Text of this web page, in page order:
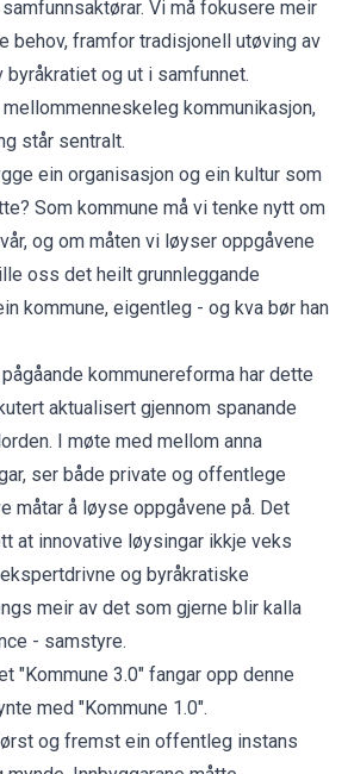
Vi må fokusere meir
behov, framfor tradisjonell utøving av
byråkratiet og ut i samfunnet.
kommunikasjon,
står sentralt.
ein organisasjon og ein kultur som
Som kommune må vi tenke nytt om
og om måten vi løyser oppgåvene
oss det heilt grunnleggande
kommune, eigentleg - og kva bør han
kommunereforma har dette
aktualisert gjennom spanande
I møte med mellom anna
ser både private og offentlege
måtar å løyse oppgåvene på. Det
at innovative løysingar ikkje veks
og byråkratiske
meir av det som gjerne blir kalla
- samstyre.
"Kommune 3.0" fangar opp denne
med "Kommune 1.0".
og fremst ein offentleg instans